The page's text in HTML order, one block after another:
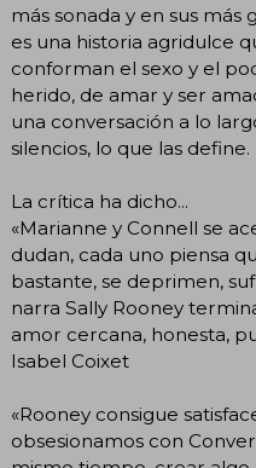
más sonada y en sus más
es una historia agridulce
conforman el sexo y el
herido, de amar y ser
una conversación a lo
silencios, lo que las define.
La crítica ha dicho...
«Marianne y Connell se
dudan, cada uno piensa
bastante, se deprimen,
narra Sally Rooney
amor cercana, honesta,
Isabel Coixet
«Rooney consigue
obsesionamos con